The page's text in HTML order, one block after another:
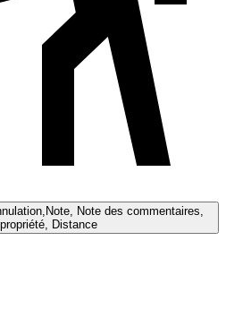
Note des commentaires,
Distance